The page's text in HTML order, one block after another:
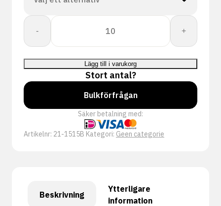
-
CORESHIELD
15G
BLACK
MF
A1/A
mängd
+
Lägg till i varukorg
Stort antal?
Bulkförfrågan
Säker betalning med:
Artikelnr: 21-1515B Kategori: Geen categorie
Beskrivning
Ytterligare
information